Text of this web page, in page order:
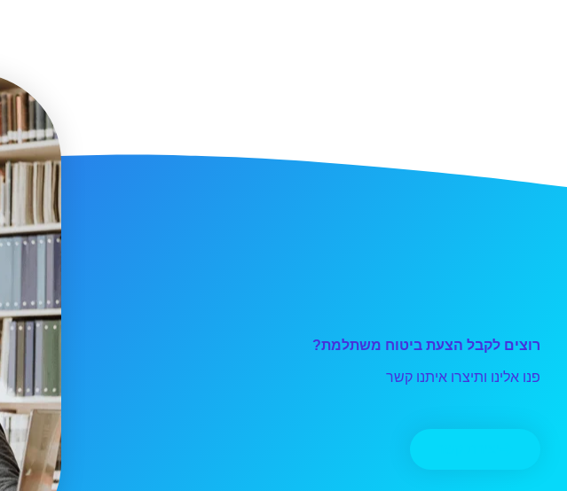
רוצים לקבל הצעת ביטוח משתלמת?
פנו אלינו ותיצרו איתנו קשר